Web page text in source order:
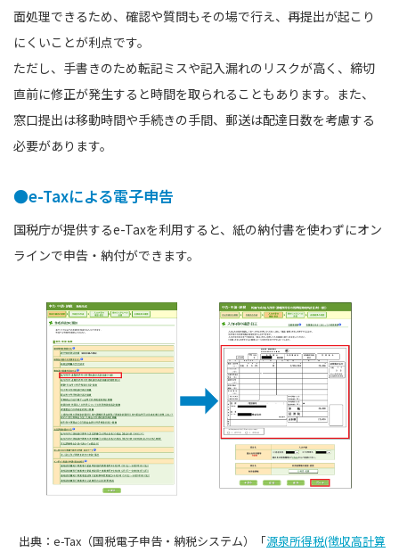
面処理できるため、確認や質問もその場で行え、再提出が起こり
にくいことが利点です。
ただし、手書きのため転記ミスや記入漏れのリスクが高く、締切
直前に修正が発生すると時間を取られることもあります。また、
窓口提出は移動時間や手続きの手間、郵送は配達日数を考慮する
必要があります。
●e-Taxによる電子申告
国税庁が提供するe-Taxを利用すると、紙の納付書を使わずにオン
ラインで申告・納付ができます。
出典：e-Tax（国税電子申告・納税システム）「源泉所得税(徴収高計算